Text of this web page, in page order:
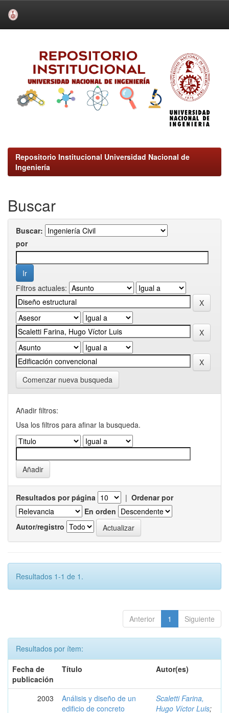
Repositorio Institucional Universidad Nacional de
Ingeniería
Buscar
Buscar:
por
Filtros actuales:
Comenzar nueva busqueda
Añadir filtros:
Usa los filtros para afinar la busqueda.
Resultados por página | Ordenar por
En orden
Autor/registro
Resultados 1-1 de 1.
Anterior 1 Siguiente
Resultados por ítem:
Fecha de
publicación
Título Autor(es)
2003
Análisis y diseño de un
edificio de concreto
Scaletti Farina,
Hugo Víctor Luis;